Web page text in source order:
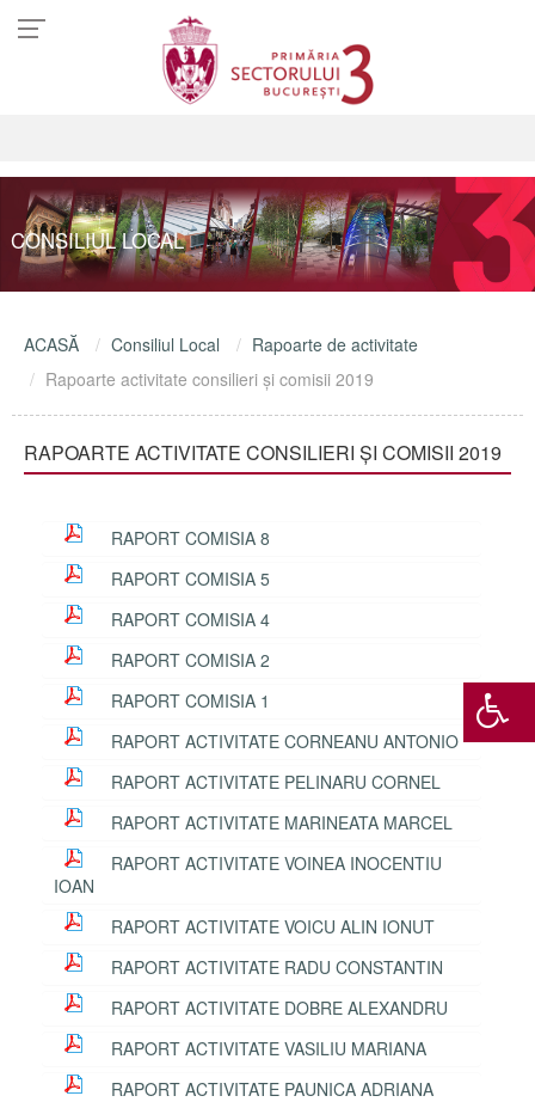
CONSILIUL LOCAL
ACASĂ Consiliul Local
Rapoarte de activitate
Rapoarte activitate consilieri şi comisii 2019
RAPOARTE ACTIVITATE CONSILIERI ŞI COMISII 2019
RAPORT COMISIA 8
RAPORT COMISIA 5
RAPORT COMISIA 4
RAPORT COMISIA 2
RAPORT COMISIA 1
RAPORT ACTIVITATE CORNEANU ANTONIO
RAPORT ACTIVITATE PELINARU CORNEL
RAPORT ACTIVITATE MARINEATA MARCEL
RAPORT ACTIVITATE VOINEA INOCENTIU
IOAN
RAPORT ACTIVITATE VOICU ALIN IONUT
RAPORT ACTIVITATE RADU CONSTANTIN
RAPORT ACTIVITATE DOBRE ALEXANDRU
RAPORT ACTIVITATE VASILIU MARIANA
RAPORT ACTIVITATE PAUNICA ADRIANA